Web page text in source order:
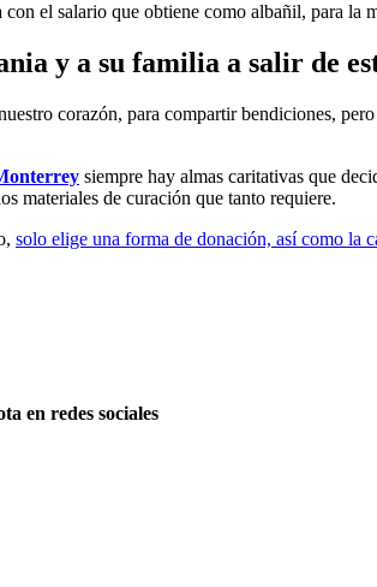
el salario que obtiene como albañil, para la
y a su familia a salir de
corazón, para compartir bendiciones,
siempre hay almas caritativas que
materiales de curación que tanto requiere.
solo elige una forma de donación, así como la
en redes sociales